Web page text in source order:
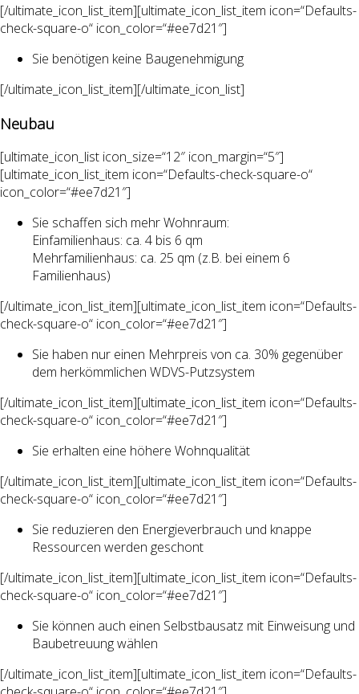
[/ultimate_icon_list_item][ultimate_icon_list_item icon=“Defaults-
check-square-o“ icon_color=“#ee7d21″]
Sie benötigen keine Baugenehmigung
[/ultimate_icon_list_item][/ultimate_icon_list]
Neubau
[ultimate_icon_list icon_size=“12″ icon_margin=“5″]
[ultimate_icon_list_item icon=“Defaults-check-square-o“
icon_color=“#ee7d21″]
Sie schaffen sich mehr Wohnraum:
Einfamilienhaus: ca. 4 bis 6 qm
Mehrfamilienhaus: ca. 25 qm (z.B. bei einem 6
Familienhaus)
[/ultimate_icon_list_item][ultimate_icon_list_item icon=“Defaults-
check-square-o“ icon_color=“#ee7d21″]
Sie haben nur einen Mehrpreis von ca. 30% gegenüber
dem herkömmlichen WDVS-Putzsystem
[/ultimate_icon_list_item][ultimate_icon_list_item icon=“Defaults-
check-square-o“ icon_color=“#ee7d21″]
Sie erhalten eine höhere Wohnqualität
[/ultimate_icon_list_item][ultimate_icon_list_item icon=“Defaults-
check-square-o“ icon_color=“#ee7d21″]
Sie reduzieren den Energieverbrauch und knappe
Ressourcen werden geschont
[/ultimate_icon_list_item][ultimate_icon_list_item icon=“Defaults-
check-square-o“ icon_color=“#ee7d21″]
Sie können auch einen Selbstbausatz mit Einweisung und
Baubetreuung wählen
[/ultimate_icon_list_item][ultimate_icon_list_item icon=“Defaults-